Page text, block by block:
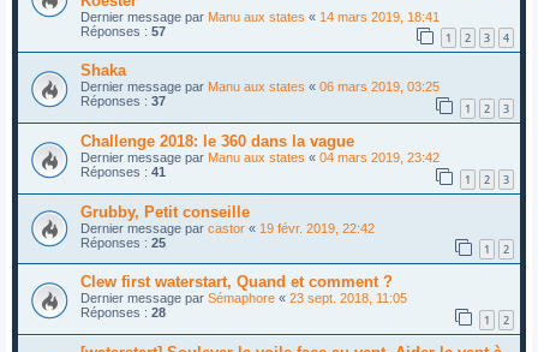
Dernier message par Manu aux states « 14 mars 2019, 18:41
Réponses : 57 1 2 3 4
Shaka
Dernier message par Manu aux states « 06 mars 2019, 03:25
Réponses : 37 1 2 3
Challenge 2018: le 360 dans la vague
Dernier message par Manu aux states « 04 mars 2019, 23:42
Réponses : 41 1 2 3
Grubby, Petit conseille
Dernier message par castor « 19 févr. 2019, 22:42
Réponses : 25 1 2
Clew first waterstart, Quand et comment ?
Dernier message par Sémaphore « 23 sept. 2018, 11:05
Réponses : 28 1 2